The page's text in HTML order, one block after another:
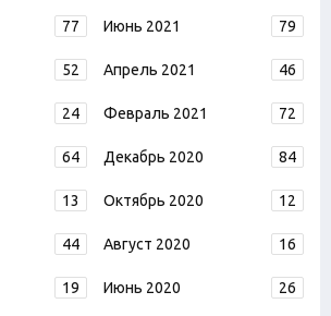
77 Июнь 2021 79
52 Апрель 2021 46
24 Февраль 2021 72
64 Декабрь 2020 84
13 Октябрь 2020 12
44 Август 2020 16
19 Июнь 2020 26